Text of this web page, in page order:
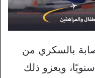
بالسكري من
بنسبة حوالي 5% سنويًا، ويعزو ذلك